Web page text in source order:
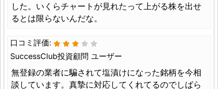
した。いくらチャートが見れたって上がる株を出せ
るとは限らないんだな。
口コミ評価:
SuccessClub投資顧問 ユーザー
無登録の業者に騙されて塩漬けになった銘柄を今相
談しています。真摯に対応してくれてるのでしばら